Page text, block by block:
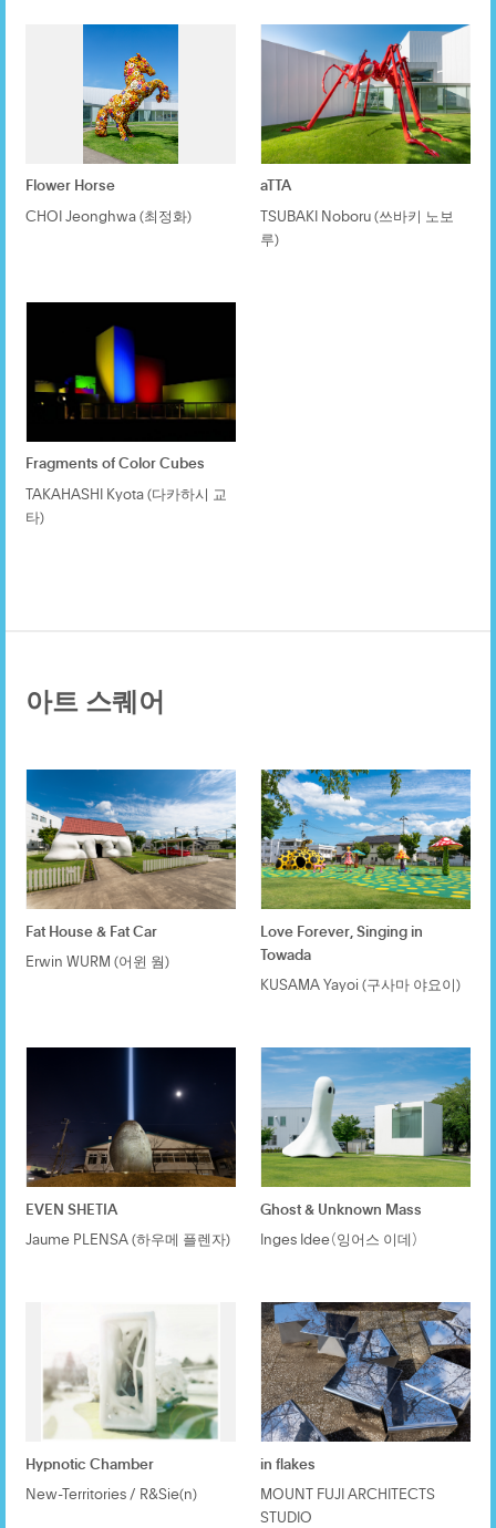
Flower Horse
CHOI Jeonghwa (최정화)
aTTA
TSUBAKI Noboru (쓰바키 노보
루)
Fragments of Color Cubes
TAKAHASHI Kyota (다카하시 교
타)
아트 스퀘어
Fat House & Fat Car
Erwin WURM (어윈 웜)
Love Forever, Singing in
Towada
KUSAMA Yayoi (구사마 야요이)
EVEN SHETIA
Jaume PLENSA (하우메 플렌자)
Ghost & Unknown Mass
Inges Idee（잉어스 이데）
Hypnotic Chamber
New-Territories / R&Sie(n)
in flakes
MOUNT FUJI ARCHITECTS
STUDIO